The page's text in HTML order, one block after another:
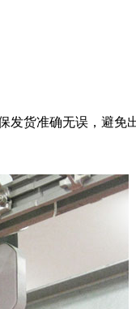
货准确无误，避免